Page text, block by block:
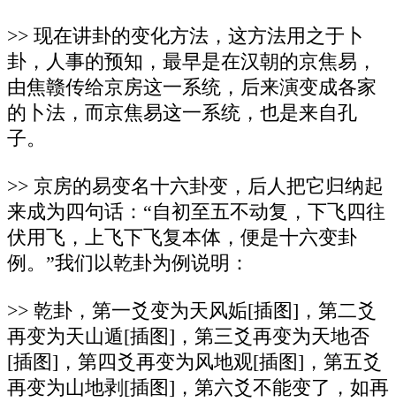
>> 现在讲卦的变化方法，这方法用之于卜
卦，人事的预知，最早是在汉朝的京焦易，
由焦赣传给京房这一系统，后来演变成各家
的卜法，而京焦易这一系统，也是来自孔
子。
>> 京房的易变名十六卦变，后人把它归纳起
来成为四句话：“自初至五不动复，下飞四往
伏用飞，上飞下飞复本体，便是十六变卦
例。”我们以乾卦为例说明：
>> 乾卦，第一爻变为天风姤[插图]，第二爻
再变为天山遁[插图]，第三爻再变为天地否
[插图]，第四爻再变为风地观[插图]，第五爻
再变为山地剥[插图]，第六爻不能变了，如再